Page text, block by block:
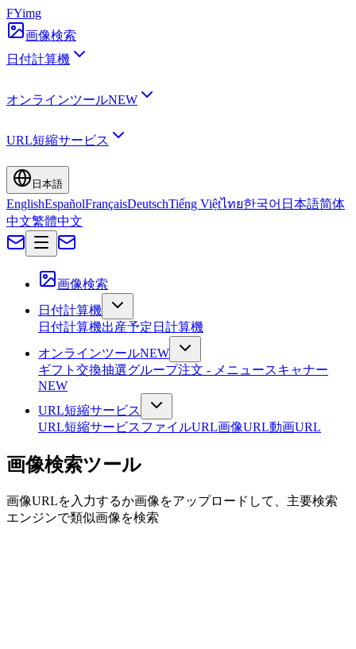
FYimg
画像検索
日付計算機
オンラインツールNEW
URL短縮サービス
日本語
EnglishEspañolFrançaisDeutschTiếng Việtไทย한국어 日本語简体
中文繁體中文
画像検索
日付計算機
日付計算機出産予定日計算機
オンラインツールNEW
ギフト交換抽選グループ注文 - メニュースキャナー
NEW
URL短縮サービス
URL短縮サービスファイルURL画像URL動画URL
画像検索ツール
画像URLを入力するか画像をアップロードして、主要検索
エンジンで類似画像を検索